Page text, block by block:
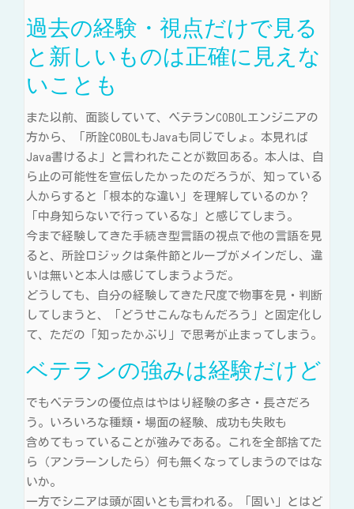
過去の経験・視点だけで見る
と新しいものは正確に見えな
いことも
また以前、面談していて、ベテランCOBOLエンジニアの
方から、「所詮COBOLもJavaも同じでしょ。本見れば
Java書けるよ」と言われたことが数回ある。本人は、自
ら止の可能性を宣伝したかったのだろうが、知っている
人からすると「根本的な違い」を理解しているのか？
「中身知らないで行っているな」と感じてしまう。
今まで経験してきた手続き型言語の視点で他の言語を見
ると、所詮ロジックは条件節とループがメインだし、違
いは無いと本人は感じてしまうようだ。
どうしても、自分の経験してきた尺度で物事を見・判断
してしまうと、「どうせこんなもんだろう」と固定化し
て、ただの「知ったかぶり」で思考が止まってしまう。
ベテランの強みは経験だけど
でもベテランの優位点はやはり経験の多さ・長さだろ
う。いろいろな種類・場面の経験、成功も失敗も
含めてもっていることが強みである。これを全部捨てた
ら（アンラーンしたら）何も無くなってしまうのではな
いか。
一方でシニアは頭が固いとも言われる。「固い」とはど